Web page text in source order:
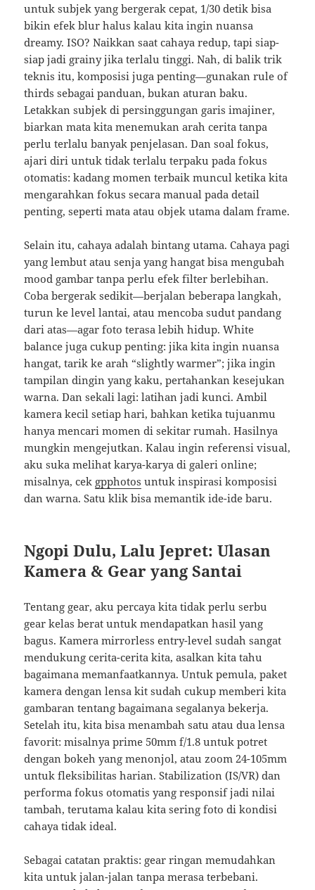
untuk subjek yang bergerak cepat, 1/30 detik bisa
bikin efek blur halus kalau kita ingin nuansa
dreamy. ISO? Naikkan saat cahaya redup, tapi siap-
siap jadi grainy jika terlalu tinggi. Nah, di balik trik
teknis itu, komposisi juga penting—gunakan rule of
thirds sebagai panduan, bukan aturan baku.
Letakkan subjek di persinggungan garis imajiner,
biarkan mata kita menemukan arah cerita tanpa
perlu terlalu banyak penjelasan. Dan soal fokus,
ajari diri untuk tidak terlalu terpaku pada fokus
otomatis: kadang momen terbaik muncul ketika kita
mengarahkan fokus secara manual pada detail
penting, seperti mata atau objek utama dalam frame.
Selain itu, cahaya adalah bintang utama. Cahaya pagi
yang lembut atau senja yang hangat bisa mengubah
mood gambar tanpa perlu efek filter berlebihan.
Coba bergerak sedikit—berjalan beberapa langkah,
turun ke level lantai, atau mencoba sudut pandang
dari atas—agar foto terasa lebih hidup. White
balance juga cukup penting: jika kita ingin nuansa
hangat, tarik ke arah “slightly warmer”; jika ingin
tampilan dingin yang kaku, pertahankan kesejukan
warna. Dan sekali lagi: latihan jadi kunci. Ambil
kamera kecil setiap hari, bahkan ketika tujuanmu
hanya mencari momen di sekitar rumah. Hasilnya
mungkin mengejutkan. Kalau ingin referensi visual,
aku suka melihat karya-karya di galeri online;
misalnya, cek gpphotos untuk inspirasi komposisi
dan warna. Satu klik bisa memantik ide-ide baru.
Ngopi Dulu, Lalu Jepret: Ulasan
Kamera & Gear yang Santai
Tentang gear, aku percaya kita tidak perlu serbu
gear kelas berat untuk mendapatkan hasil yang
bagus. Kamera mirrorless entry-level sudah sangat
mendukung cerita-cerita kita, asalkan kita tahu
bagaimana memanfaatkannya. Untuk pemula, paket
kamera dengan lensa kit sudah cukup memberi kita
gambaran tentang bagaimana segalanya bekerja.
Setelah itu, kita bisa menambah satu atau dua lensa
favorit: misalnya prime 50mm f/1.8 untuk potret
dengan bokeh yang menonjol, atau zoom 24-105mm
untuk fleksibilitas harian. Stabilization (IS/VR) dan
performa fokus otomatis yang responsif jadi nilai
tambah, terutama kalau kita sering foto di kondisi
cahaya tidak ideal.
Sebagai catatan praktis: gear ringan memudahkan
kita untuk jalan-jalan tanpa merasa terbebani.